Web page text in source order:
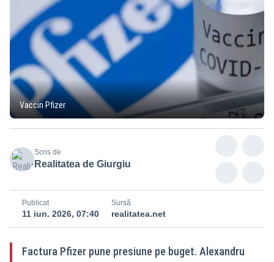
Vaccin Pfizer
Scris de
Realitatea de Giurgiu
Publicat
11 iun. 2026, 07:40
Sursă
realitatea.net
Factura Pfizer pune presiune pe buget. Alexandru